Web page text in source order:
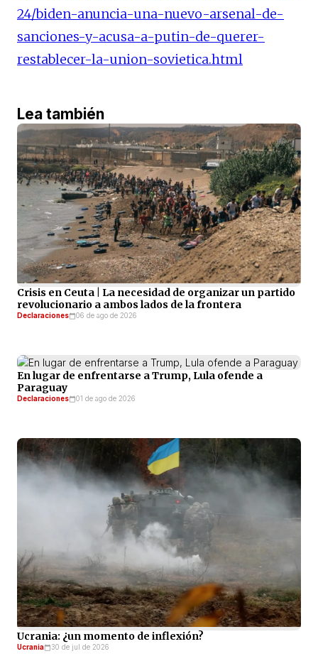
24/biden-anuncia-una-nuevo-arsenal-de-
sanciones-y-acusa-a-putin-de-querer-
restablecer-la-union-sovietica.html
Lea también
Crisis en Ceuta | La necesidad de organizar un partido
revolucionario a ambos lados de la frontera
Declaraciones 06 de ago de 2026
En lugar de enfrentarse a Trump, Lula ofende a
Paraguay
Declaraciones 01 de ago de 2026
Ucrania: ¿un momento de inflexión?
Ucrania 30 de jul de 2026